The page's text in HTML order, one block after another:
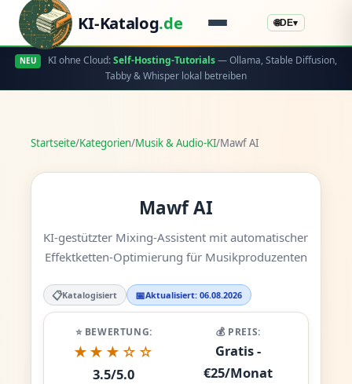
KI-Katalog.de 🌐DE▾
NEU KI ohne Cloud:Self-Hosting-Tutorials— Ollama, Stable Diffusion,
Tabby & Whisper lokal betreiben
Startseite/Kategorien/Musik & Audio-KI/Mawf AI
Mawf AI
KI-gestützter Mixing-Assistent mit automatischer
Effektketten-Optimierung für Musikproduzenten
📋Katalogisiert 📅Aktualisiert: 06.08.2026
⭐ BEWERTUNG:
★★★☆☆
3.5/5.0
💰 PREIS:
Gratis -
€25/Monat